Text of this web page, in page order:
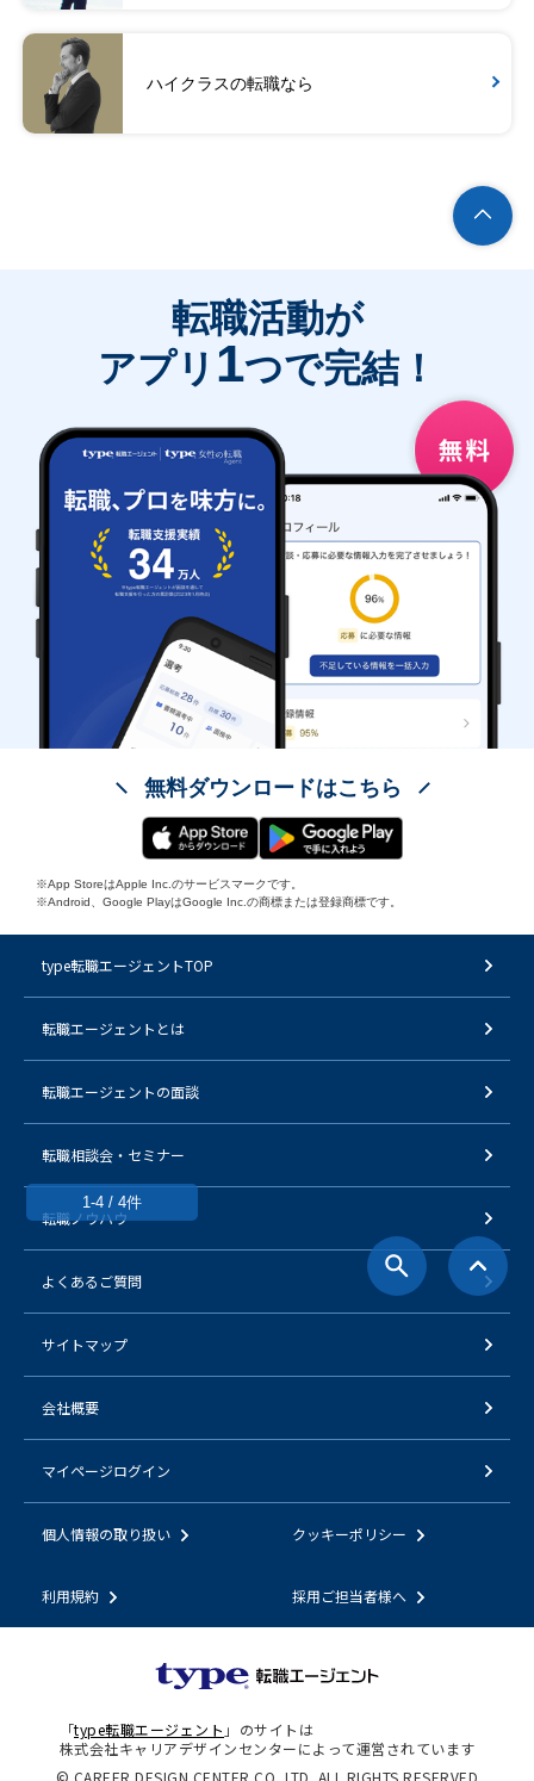
ハイクラスの転職なら
1-4 / 4件
転職活動が
アプリ 1つで完結！
無料ダウンロードはこちら
※App StoreはApple Inc.のサービスマークです。
※Android、Google PlayはGoogle Inc.の商標または登録商標です。
type転職エージェントTOP
転職エージェントとは
転職エージェントの面談
転職相談会・セミナー
転職ノウハウ
よくあるご質問
サイトマップ
会社概要
マイページログイン
個人情報の取り扱い クッキーポリシー
利用規約 採用ご担当者様へ
「type転職エージェント 」のサイトは
株式会社キャリアデザインセンターによって運営されています
© CAREER DESIGN CENTER CO.,LTD. ALL RIGHTS RESERVED